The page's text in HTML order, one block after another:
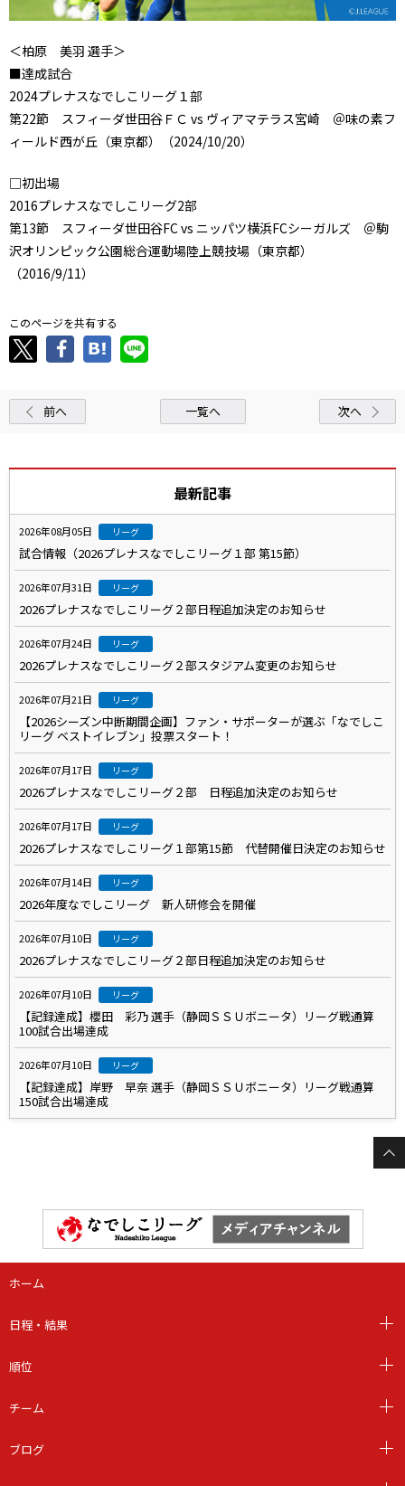
＜柏原 美羽 選手＞
■達成試合
2024プレナスなでしこリーグ１部
第22節 スフィーダ世田谷ＦＣ vs ヴィアマテラス宮崎 ＠味の素フ
ィールド西が丘（東京都）（2024/10/20）
□初出場
2016プレナスなでしこリーグ2部
第13節 スフィーダ世田谷FC vs ニッパツ横浜FCシーガルズ ＠駒
沢オリンピック公園総合運動場陸上競技場（東京都）
（2016/9/11）
このページを共有する
前へ 一覧へ 次へ
最新記事
2026年08月05日 リーグ
試合情報（2026プレナスなでしこリーグ１部 第15節）
2026年07月31日 リーグ
2026プレナスなでしこリーグ２部日程追加決定のお知らせ
2026年07月24日 リーグ
2026プレナスなでしこリーグ２部スタジアム変更のお知らせ
2026年07月21日 リーグ
【2026シーズン中断期間企画】ファン・サポーターが選ぶ「なでしこ
リーグ ベストイレブン」投票スタート！
2026年07月17日 リーグ
2026プレナスなでしこリーグ２部 日程追加決定のお知らせ
2026年07月17日 リーグ
2026プレナスなでしこリーグ１部第15節 代替開催日決定のお知らせ
2026年07月14日 リーグ
2026年度なでしこリーグ 新人研修会を開催
2026年07月10日 リーグ
2026プレナスなでしこリーグ２部日程追加決定のお知らせ
2026年07月10日 リーグ
【記録達成】櫻田 彩乃 選手（静岡ＳＳＵボニータ）リーグ戦通算
100試合出場達成
2026年07月10日 リーグ
【記録達成】岸野 早奈 選手（静岡ＳＳＵボニータ）リーグ戦通算
150試合出場達成
ホーム
日程・結果
順位
チーム
ブログ